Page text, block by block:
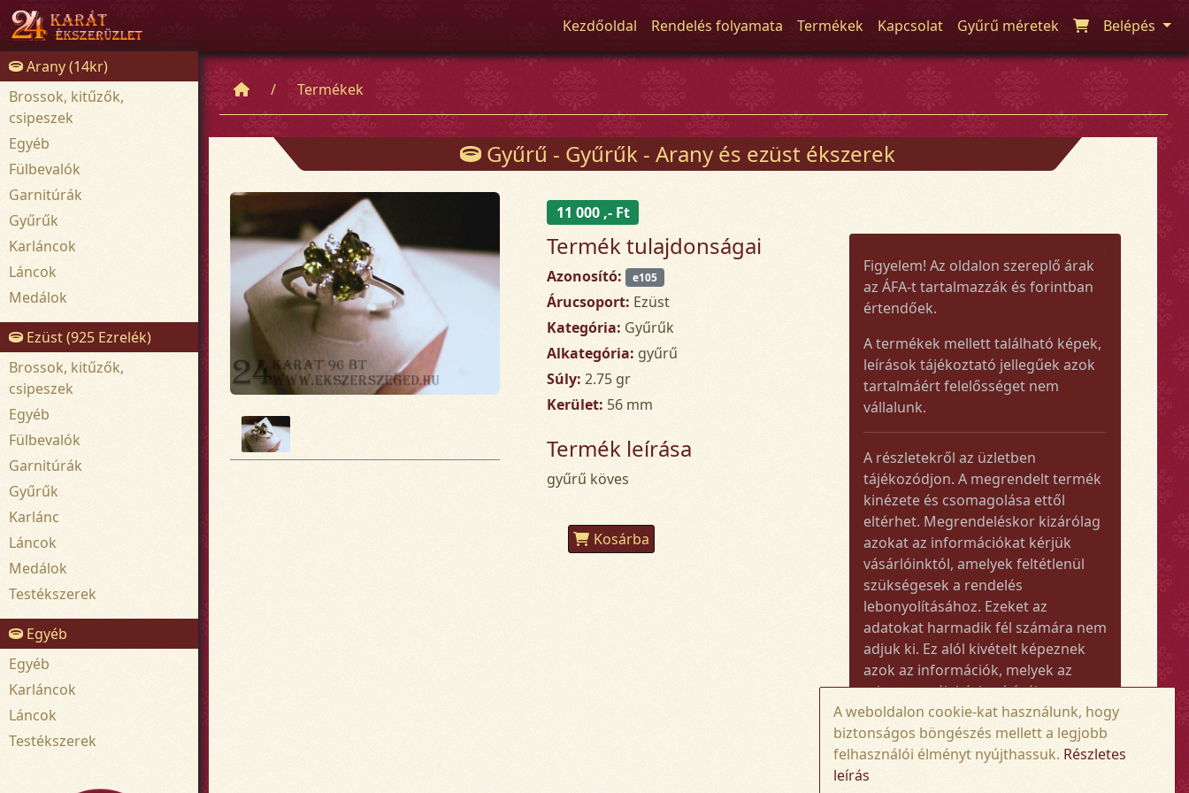
Kezdőoldal Rendelés folyamata Termékek Kapcsolat Gyűrű méretek Belépés
Arany (14kr)
Brossok, kitűzők,
csipeszek
Egyéb
Fülbevalók
Garnitúrák
Gyűrűk
Karláncok
Láncok
Medálok
Ezüst (925 Ezrelék)
Brossok, kitűzők,
csipeszek
Egyéb
Fülbevalók
Garnitúrák
Gyűrűk
Karlánc
Láncok
Medálok
Testékszerek
Egyéb
Egyéb
Karláncok
Láncok
Testékszerek
Termékek
Gyűrű - Gyűrűk - Arany és ezüst ékszerek
11 000 ,- Ft
Termék tulajdonságai
Azonosító: e105
Árucsoport: Ezüst
Kategória: Gyűrűk
Alkategória: gyűrű
Súly: 2.75 gr
Kerület: 56 mm
Termék leírása
gyűrű köves
Kosárba
Figyelem! Az oldalon szereplő árak
az ÁFA-t tartalmazzák és forintban
értendőek.
A termékek mellett található képek,
leírások tájékoztató jellegűek azok
tartalmáért felelősséget nem
vállalunk.
A részletekről az üzletben
tájékozódjon. A megrendelt termék
kinézete és csomagolása ettől
eltérhet. Megrendeléskor kizárólag
azokat az információkat kérjük
vásárlóinktól, amelyek feltétlenül
szükségesek a rendelés
lebonyolításához. Ezeket az
adatokat harmadik fél számára nem
adjuk ki. Ez alól kivételt képeznek
azok az információk, melyek az
adott termék kézbesítéséhez vagy
kiszállításához szükségesek.
Amennyiben a megrendelt termék
összege meghaladja az 50.000 Ft-ot,
A weboldalon cookie-kat használunk, hogy
biztonságos böngészés mellett a legjobb
felhasználói élményt nyújthassuk. Részletes
leírás